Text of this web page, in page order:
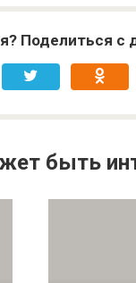
Поделиться с
быть